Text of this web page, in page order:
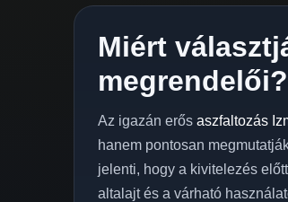
Miért
megrendelői?
Az igazán erős aszfaltozás
hanem pontosan
jelenti, hogy a kivitelezés
altalajt és a várható